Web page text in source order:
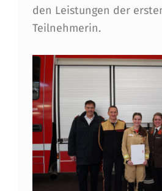
den Leistungen der
Teilnehmerin.